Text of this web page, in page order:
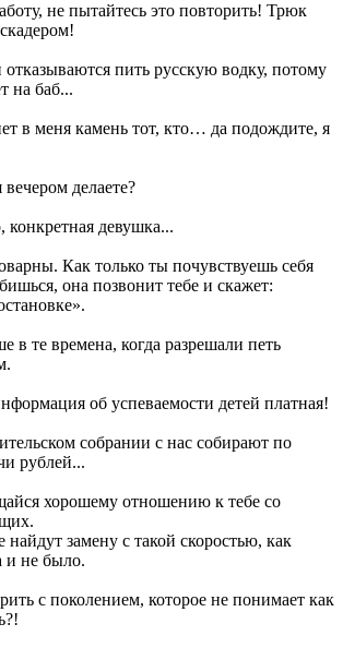
не пытайтесь это повторить! Трюк
пить русскую водку, потому
на баб...
в меня камень тот, кто… да подождите, я
делаете?
конкретная девушка...
Как только ты почувствуешь себя
она позвонит тебе и скажет:
в те времена, когда разрешали петь
об успеваемости детей платная!
собрании с нас собирают по
рублей...
хорошему отношению к тебе со
найдут замену с такой скоростью, как
и не было.
с поколением, которое не понимает как